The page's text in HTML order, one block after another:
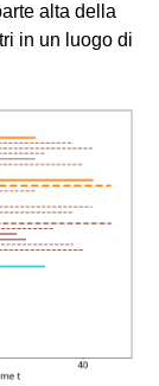
alta della
in un luogo di